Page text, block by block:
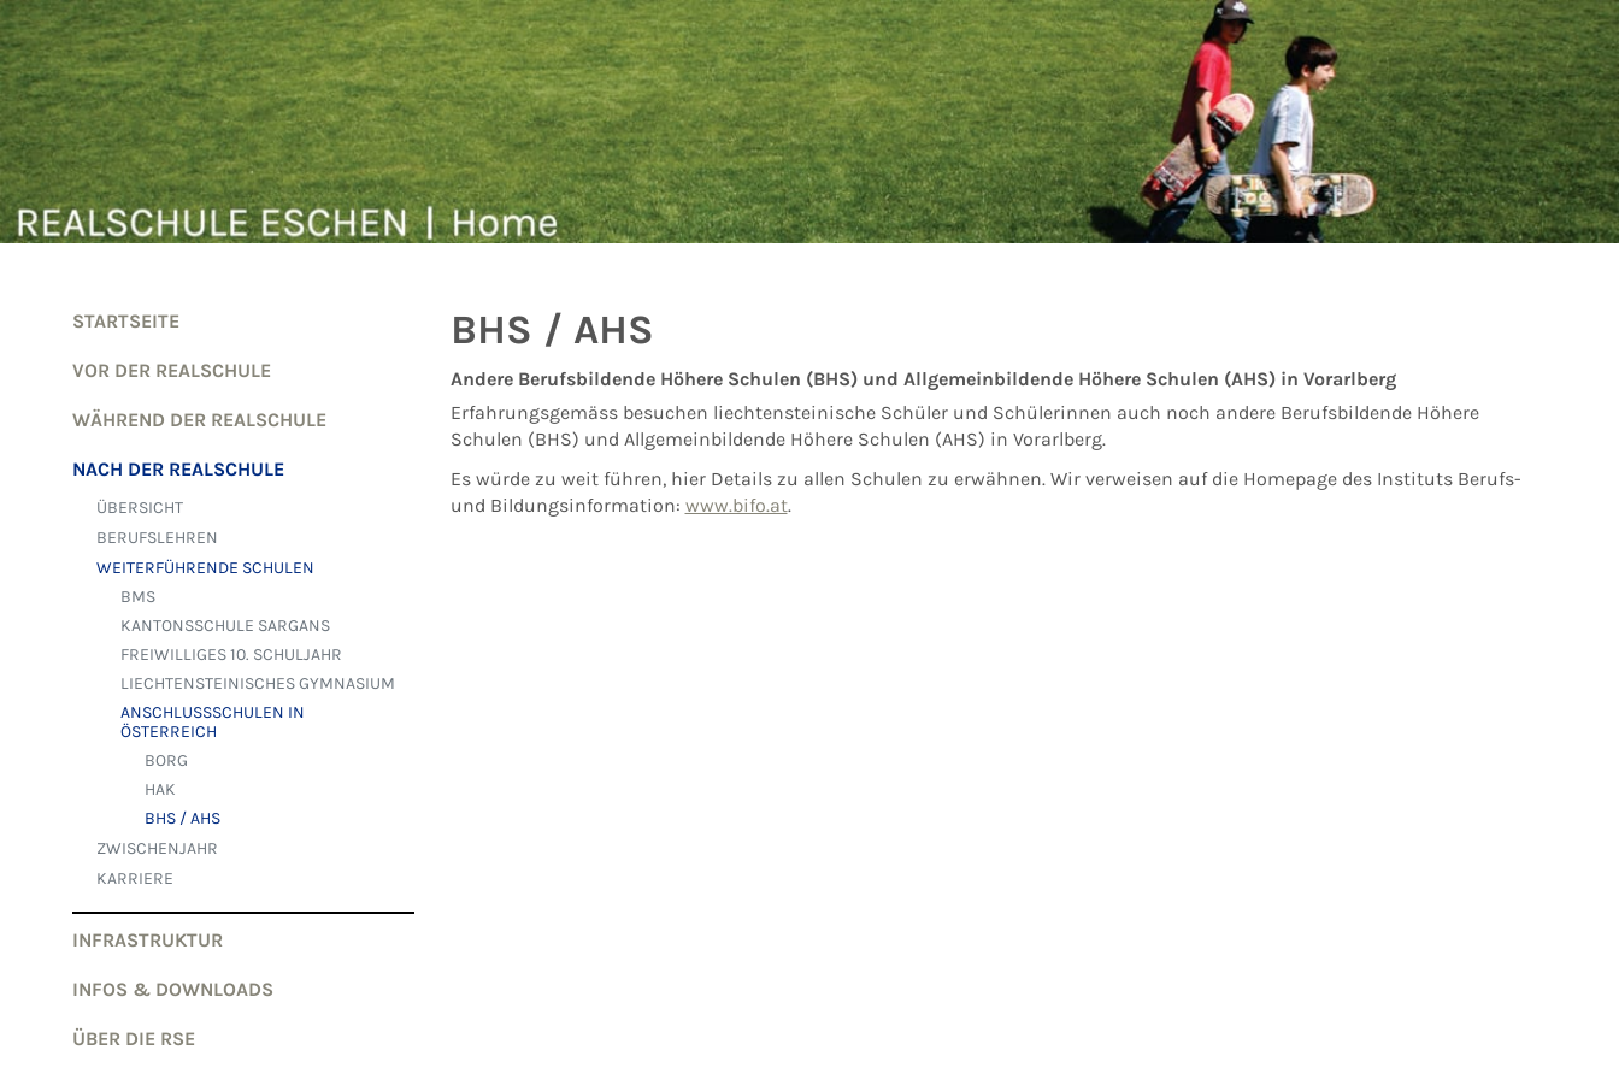
Zum Inhalt springen
BHS / AHS
Andere Berufsbildende Hö­here Schulen (BHS) und Allge­meinbildende Höhere Schu­len (AHS) in Vorarlberg
Erfahrungsgemäss besuchen liechtensteinische Schüler und Schülerinnen auch noch andere Berufsbildende Hö­here
Schulen (BHS) und Allgemeinbildende Höhere Schu­len (AHS) in Vor­arlberg.
Es würde zu weit führen, hier Details zu allen Schulen zu erwähnen. Wir verweisen auf die Homepage des Insti­tuts Berufs-
und Bildungsinformation: www.bifo.at.
STARTSEITE
VOR DER REALSCHULE
WÄHREND DER REALSCHULE
NACH DER REALSCHULE
ÜBERSICHT
BERUFSLEHREN
WEITERFÜHRENDE SCHULEN
BMS
KANTONSSCHULE SARGANS
FREIWILLIGES 10. SCHULJAHR
LIECHTENSTEINISCHES GYMNASIUM
ANSCHLUSSSCHULEN IN
ÖSTERREICH
BORG
HAK
BHS / AHS
ZWISCHENJAHR
KARRIERE
INFRASTRUKTUR
INFOS & DOWNLOADS
ÜBER DIE RSE